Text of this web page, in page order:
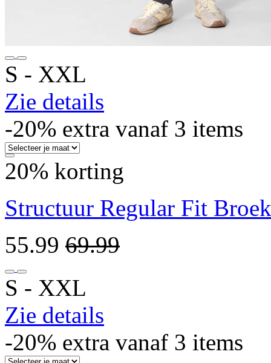
S ‐ XXL
Zie details
-20% extra vanaf 3 items
20% korting
Structuur Regular Fit
55.99 69.99
S ‐ XXL
Zie details
-20% extra vanaf 3 items